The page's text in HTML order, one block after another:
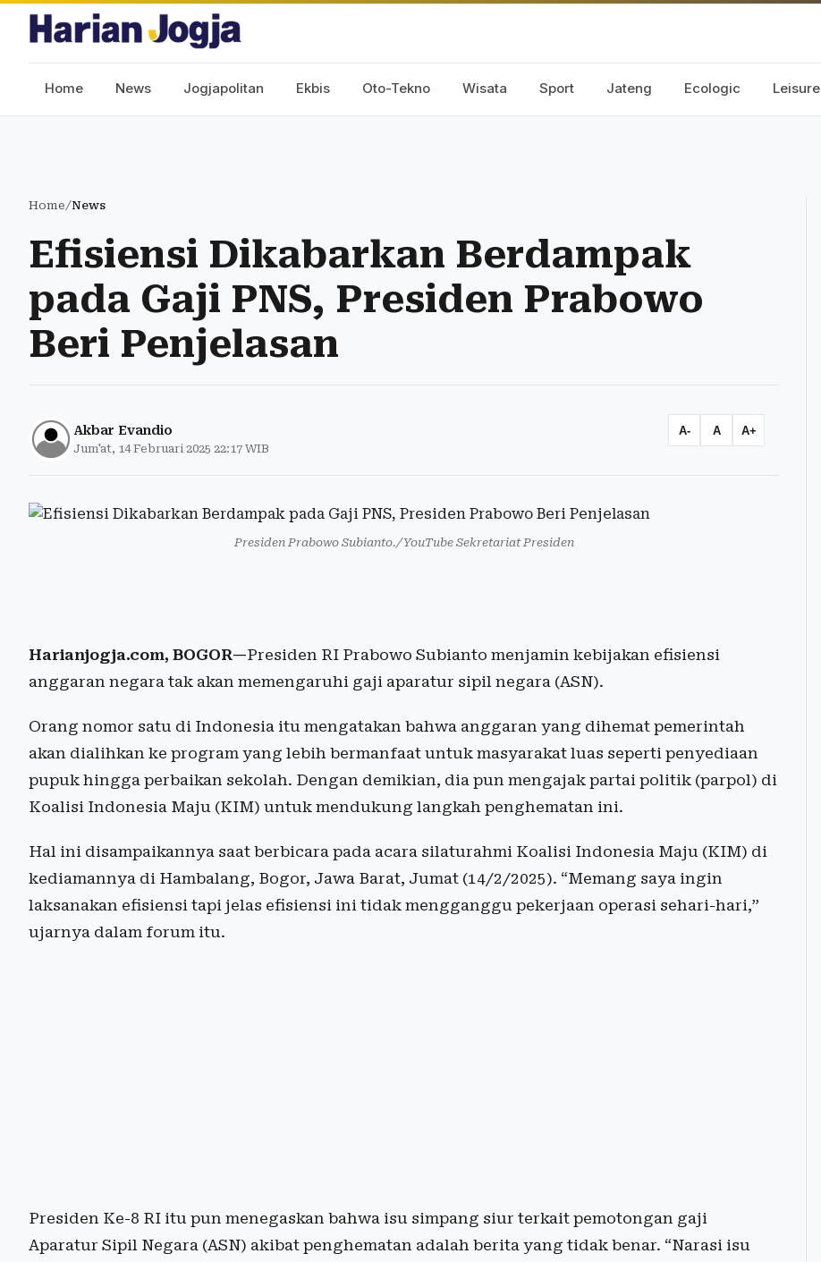
Home News Jogjapolitan Ekbis Oto-Tekno Wisata Sport Jateng Ecologic Leisure
Home/News
Efisiensi Dikabarkan Berdampak
pada Gaji PNS, Presiden Prabowo
Beri Penjelasan
Akbar Evandio
Jum'at, 14 Februari 2025 22:17 WIB
A- A A+
Presiden Prabowo Subianto./YouTube Sekretariat Presiden
Harianjogja.com, BOGOR—Presiden RI Prabowo Subianto menjamin kebijakan efisiensi
anggaran negara tak akan memengaruhi gaji aparatur sipil negara (ASN).
Orang nomor satu di Indonesia itu mengatakan bahwa anggaran yang dihemat pemerintah
akan dialihkan ke program yang lebih bermanfaat untuk masyarakat luas seperti penyediaan
pupuk hingga perbaikan sekolah. Dengan demikian, dia pun mengajak partai politik (parpol) di
Koalisi Indonesia Maju (KIM) untuk mendukung langkah penghematan ini.
Hal ini disampaikannya saat berbicara pada acara silaturahmi Koalisi Indonesia Maju (KIM) di
kediamannya di Hambalang, Bogor, Jawa Barat, Jumat (14/2/2025). “Memang saya ingin
laksanakan efisiensi tapi jelas efisiensi ini tidak mengganggu pekerjaan operasi sehari-hari,”
ujarnya dalam forum itu.
Presiden Ke-8 RI itu pun menegaskan bahwa isu simpang siur terkait pemotongan gaji
Aparatur Sipil Negara (ASN) akibat penghematan adalah berita yang tidak benar. “Narasi isu